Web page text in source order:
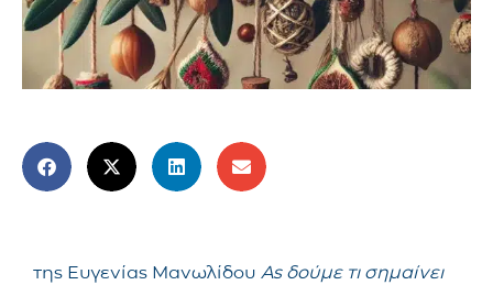
της Ευγενίας Μανωλίδου Ας δούμε τι σημαίνει